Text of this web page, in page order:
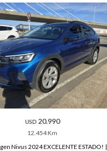
USD 20.990
12.454 Km
Nivus 2024 EXCELENTE ESTADO! |